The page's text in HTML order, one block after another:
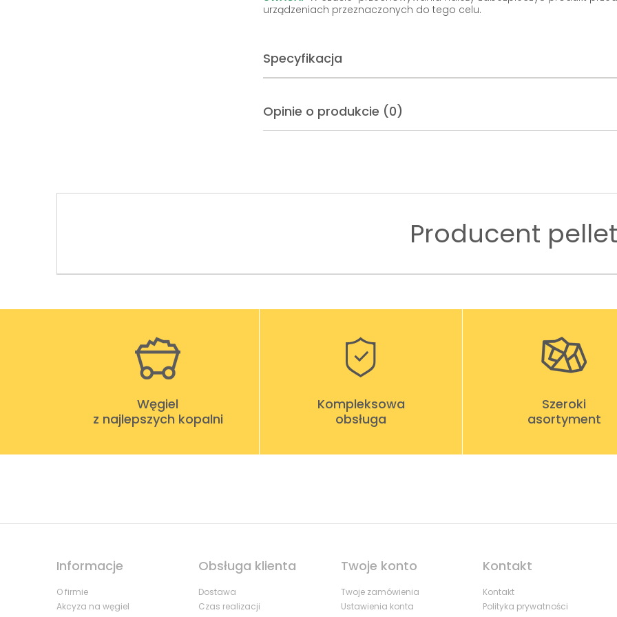
urządzeniach przeznaczonych do tego celu.
Specyfikacja
Opinie o produkcie (0)
Producent
Węgiel
z najlepszych kopalni
Kompleksowa
obsługa
Szeroki
asortyment
Informacje
O firmie
Akcyza na węgiel
Obsługa klienta
Dostawa
Czas realizacji
Twoje konto
Twoje zamówienia
Ustawienia konta
Kontakt
Kontakt
Polityka prywatności